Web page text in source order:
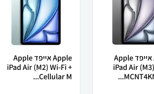
Apple אייפד Apple
iPad Air
Apple אייפד Apple
iPad Air (M2) Wi-Fi +
Cellular M...